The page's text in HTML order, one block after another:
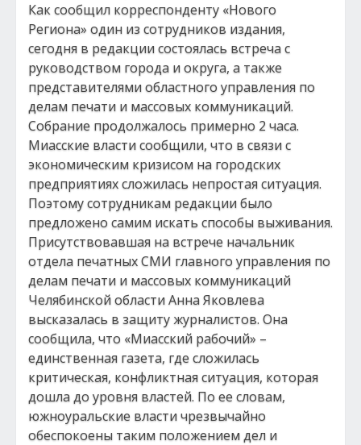
Как сообщил корреспонденту «Нового
Региона» один из сотрудников издания,
сегодня в редакции состоялась встреча с
руководством города и округа, а также
представителями областного управления по
делам печати и массовых коммуникаций.
Собрание продолжалось примерно 2 часа.
Миасские власти сообщили, что в связи с
экономическим кризисом на городских
предприятиях сложилась непростая ситуация.
Поэтому сотрудникам редакции было
предложено самим искать способы выживания.
Присутствовавшая на встрече начальник
отдела печатных СМИ главного управления по
делам печати и массовых коммуникаций
Челябинской области Анна Яковлева
высказалась в защиту журналистов. Она
сообщила, что «Миасский рабочий» –
единственная газета, где сложилась
критическая, конфликтная ситуация, которая
дошла до уровня властей. По ее словам,
южноуральские власти чрезвычайно
обеспокоены таким положением дел и